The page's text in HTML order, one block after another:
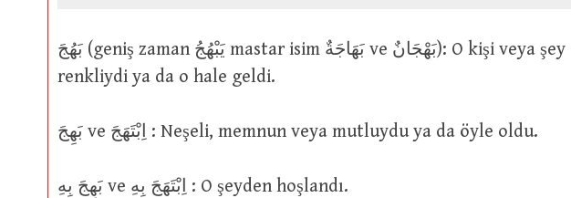
بَهُجَ (geniş zaman يَبْهُجُ mastar isim بَهَاجَةٌ ve بَهْجَانٌ): O kişi veya şey güzel ve
renkliydi ya da o hale geldi.
بَهِجَ ve اِبْتَهَجَ : Neşeli, memnun veya mutluydu ya da öyle oldu.
بَهِجَ بِهِ ve اِبْتَهَجَ بِهِ : O şeyden hoşlandı.